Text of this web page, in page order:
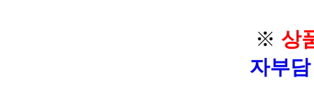
※ 상
자부